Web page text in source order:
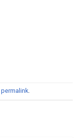
permalink.